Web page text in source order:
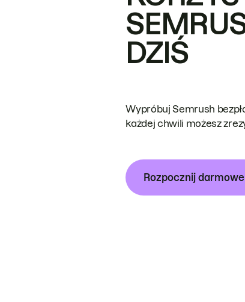
DZIŚ
Wypróbuj Semrush
każdej chwili możesz
Rozpocznij